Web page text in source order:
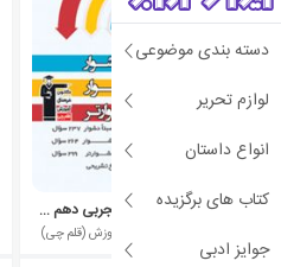
دسته بندی موضوعی
لوازم تحریر
انواع داستان
کتاب های برگزیده
جوایز ادبی
سه سطحی فیزیک کنکور تجربی دهم و یازدهم
هیات مولفان کانون فرهنگی آموزش (قلم چی)